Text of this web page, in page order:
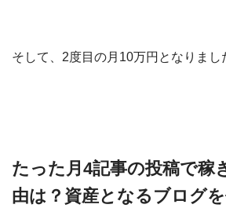
そして、2度目の月10万円となりまし
たった月4記事の投稿で稼
由は？資産となるブログ